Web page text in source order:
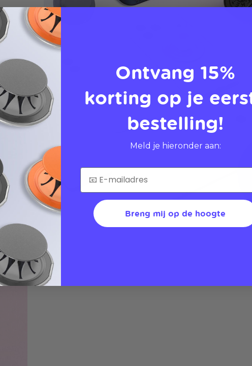
Ontvang 15%
korting op je
bestelling!
Meld je hieronder aan:
Breng mij op de hoogte